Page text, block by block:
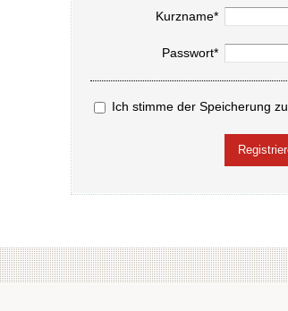
Kurzname*
Passwort*
Ich stimme der Speicherung zu.